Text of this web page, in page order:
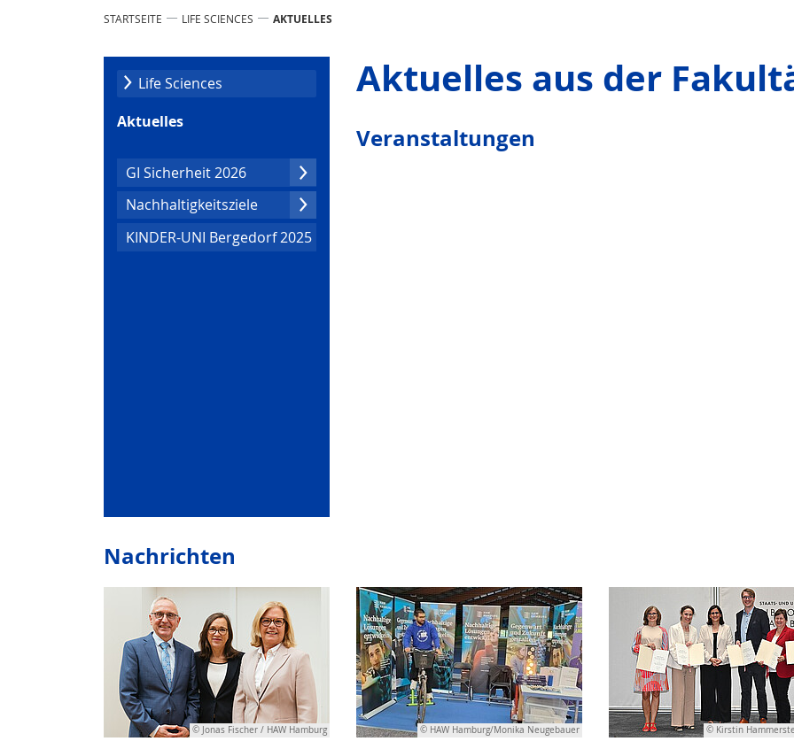
STARTSEITE LIFE SCIENCES AKTUELLES
Life Scien­ces
Aktuelles
GI Sicherheit 2026
Nachhaltig­keitsziele
KINDER-UNI Bergedorf 2025
Aktuelles aus der
Veranstaltungen
Nachrichten
© Jonas Fischer / HAW Hamburg © HAW Hamburg/Monika Neugebauer © Kirstin